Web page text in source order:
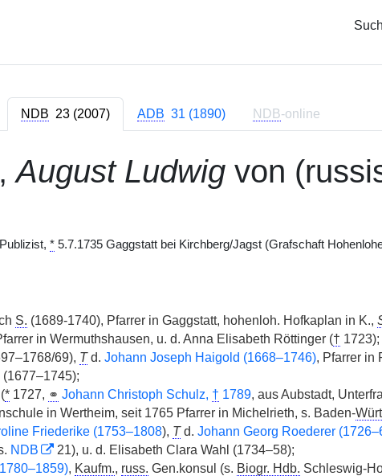
NDB 23 (2007) ADB 31 (1890) NDB-online
,August Ludwigvon
*5.7.1735 Gaggstatt bei Kirchberg/Jagst (Grafschaft
S. (1689-1740), Pfarrer in Gaggstatt, hohenloh. Hofkaplan in K.,
in Wermuthshausen, u. d. Anna Elisabeth Röttinger († 1723);
69), Td. Johann Joseph Haigold (1668–1746), Pfarrer in
*1727, ⚭ Johann Christoph Schulz, † 1789, aus Aubstadt,
in Wertheim, seit 1765 Pfarrer in Michelrieth, s. Baden-
Friederike (1753–1808), Td. Johann Georg Roederer
NDB
21), u. d. Elisabeth Clara Wahl (1734–58);
, Kaufm., russ. Gen.konsul (s. Biogr. Hdb. Schleswig-